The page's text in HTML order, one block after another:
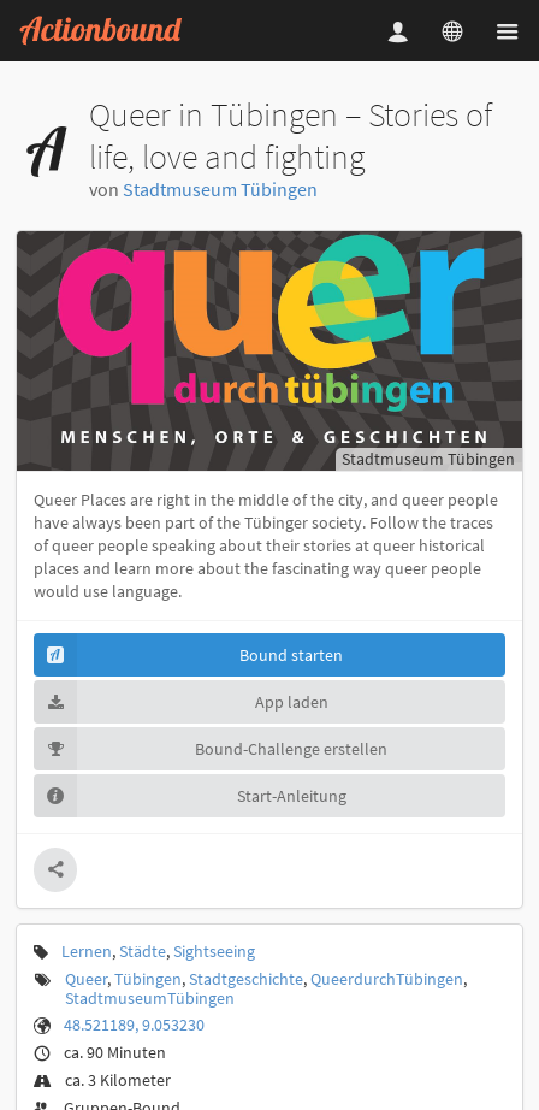
Queer in Tübingen – Stories of
life, love and fighting
von Stadtmuseum Tübingen
Stadtmuseum Tübingen
Queer Places are right in the middle of the city, and queer people
have always been part of the Tübinger society. Follow the traces
of queer people speaking about their stories at queer historical
places and learn more about the fascinating way queer people
would use language.
Bound starten
App laden
Bound-Challenge erstellen
Start-Anleitung
Lernen,Städte,Sightseeing
Queer,Tübingen,Stadtgeschichte,QueerdurchTübingen,
StadtmuseumTübingen
48.521189, 9.053230
ca. 90 Minuten
ca. 3 Kilometer